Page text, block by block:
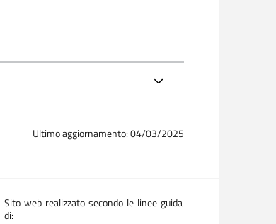
Ultimo aggiornamento: 04/03/2025
Sito web realizzato secondo le linee guida
di: